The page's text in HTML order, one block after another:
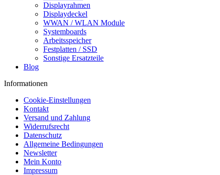
Displayrahmen
Displaydeckel
WWAN / WLAN Module
Systemboards
Arbeitsspeicher
Festplatten / SSD
Sonstige Ersatzteile
Blog
Informationen
Cookie-Einstellungen
Kontakt
Versand und Zahlung
Widerrufsrecht
Datenschutz
Allgemeine Bedingungen
Newsletter
Mein Konto
Impressum